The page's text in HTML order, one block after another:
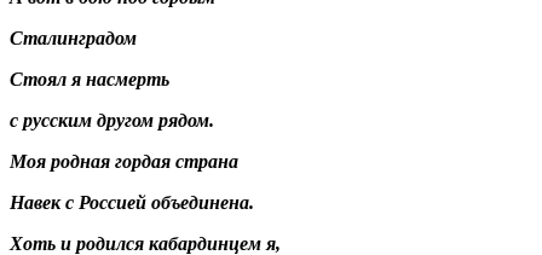
Сталинградом
Стоял я насмерть
с русским другом рядом.
Моя родная гордая страна
Навек с Россией объединена.
Хоть и родился кабардинцем я,